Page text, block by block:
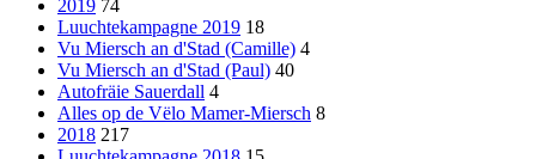
2019 74
Luuchtekampagne 2019 18
Vu Miersch an d'Stad (Camille) 4
Vu Miersch an d'Stad (Paul) 40
Autofräie Sauerdall 4
Alles op de Vëlo Mamer-Miersch 8
2018 217